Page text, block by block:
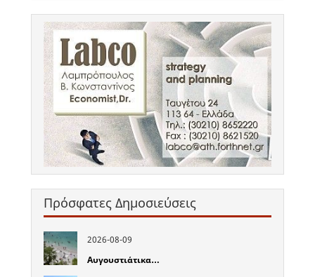
Πρόσφατες Δημοσιεύσεις
2026-08-09
Αυγουστιάτικα…